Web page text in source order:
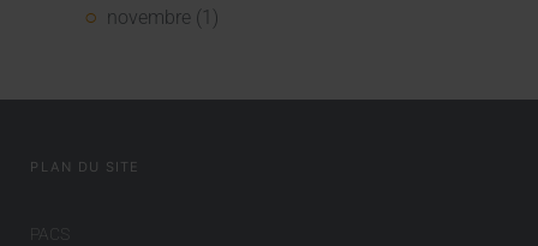
novembre (1)
PLAN DU SITE
PACS